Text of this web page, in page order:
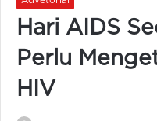
Hari AIDS
Perlu
HIV